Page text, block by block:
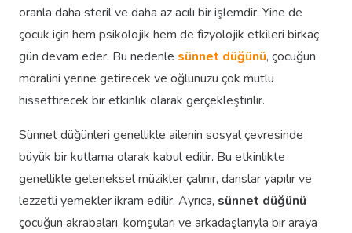
oranla daha steril ve daha az acılı bir işlemdir. Yine de
çocuk için hem psikolojik hem de fizyolojik etkileri birkaç
gün devam eder. Bu nedenle sünnet düğünü, çocuğun
moralini yerine getirecek ve oğlunuzu çok mutlu
hissettirecek bir etkinlik olarak gerçekleştirilir.
Sünnet düğünleri genellikle ailenin sosyal çevresinde
büyük bir kutlama olarak kabul edilir. Bu etkinlikte
genellikle geleneksel müzikler çalınır, danslar yapılır ve
lezzetli yemekler ikram edilir. Ayrıca, sünnet düğünü
çocuğun akrabaları, komşuları ve arkadaşlarıyla bir araya